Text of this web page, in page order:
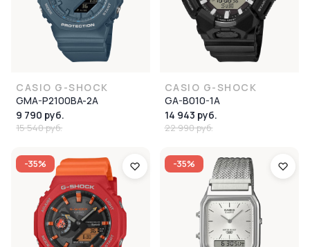
CASIO G-SHOCK
GMA-P2100BA-2A
9 790 руб.
15 540 руб.
CASIO G-SHOCK
GA-B010-1A
14 943 руб.
22 990 руб.
-35% -35%